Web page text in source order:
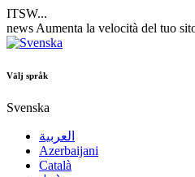
ITSW...
news Aumenta la velocità del tuo
Välj språk
Svenska
العربية
Azerbaijani
Català